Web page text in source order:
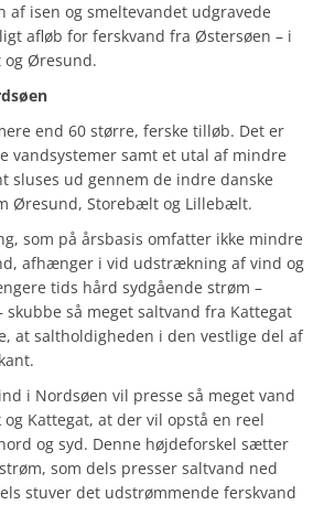
af isen og smeltevandet udgravede
afløb for ferskvand fra Østersøen – i
Øresund.
end 60 større, ferske tilløb. Det er
vandsystemer samt et utal af mindre
sluses ud gennem de indre danske
Øresund, Storebælt og Lillebælt.
som på årsbasis omfatter ikke mindre
afhænger i vid udstrækning af vind og
tids hård sydgående strøm –
skubbe så meget saltvand fra Kattegat
at saltholdigheden i den vestlige del af
i Nordsøen vil presse så meget vand
og Kattegat, at der vil opstå en reel
og syd. Denne højdeforskel sætter
som dels presser saltvand ned
stuver det udstrømmende ferskvand